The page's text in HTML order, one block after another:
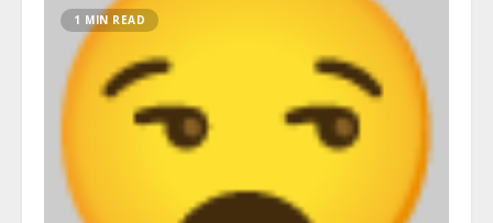
1 MIN READ